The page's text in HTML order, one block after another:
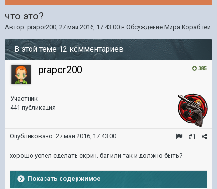
что это?
Автор: prapor200, 27 май 2016, 17:43:00 в Обсуждение Мира Кораблей
В этой теме 12 комментариев
385
prapor200
Участник
441 публикация
#1
Опубликовано: 27 май 2016, 17:43:00
хорошо успел сделать скрин. баг или так и должно быть?
Показать содержимое